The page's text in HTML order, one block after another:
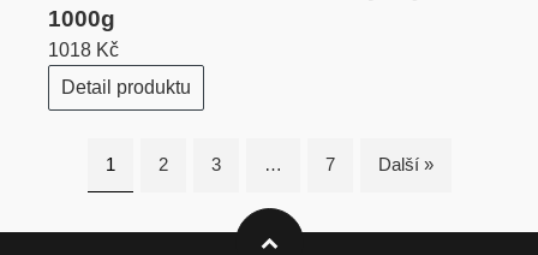
1000g
1018 Kč
Detail produktu
1 2 3 … 7 Další »